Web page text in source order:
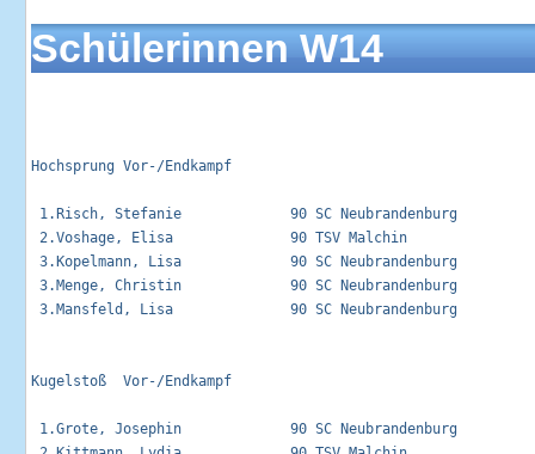
Schülerinnen W14
Hochsprung Vor-/Endkampf
1.Risch, Stefanie             90 SC Neubrandenburg
2.Voshage, Elisa              90 TSV Malchin
3.Kopelmann, Lisa             90 SC Neubrandenburg
3.Menge, Christin             90 SC Neubrandenburg
3.Mansfeld, Lisa              90 SC Neubrandenburg
Kugelstoß  Vor-/Endkampf
1.Grote, Josephin             90 SC Neubrandenburg